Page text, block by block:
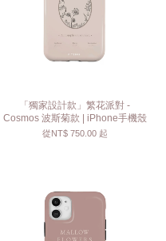
「獨家設計款」繁花派對 -
Cosmos 波斯菊款 | iPhone手機殼
從NT$ 750.00 起